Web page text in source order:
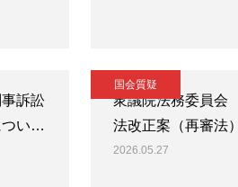
訴訟
つい…
国会質疑
衆議院法務委員
法改正案（再審法
2026.05.27